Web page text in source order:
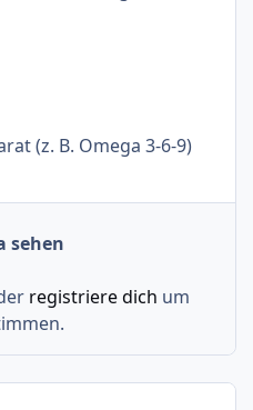
(z. B. Omega 3-6-9): 9%
sehen
registriere dich um